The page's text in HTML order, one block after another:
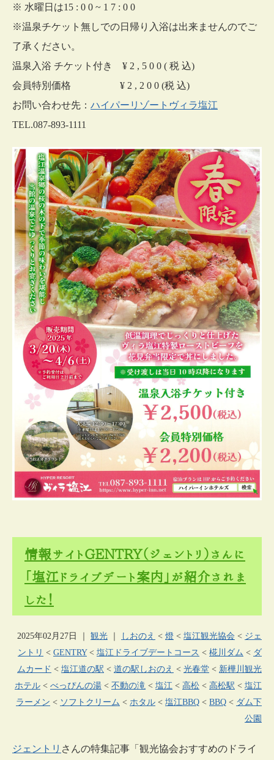
※ 水曜日は15 : 0 0 ~ 1 7 : 0 0
※温泉チケット無しでの日帰り入浴は出来ませんのでご
了承ください。
温泉入浴 チケット付き ¥ 2 , 5 0 0 ( 税 込)
会員特別価格 ¥ 2 , 2 0 0 (税 込)
お問い合わせ先： ハイパーリゾートヴィラ塩江
TEL.087-893-1111
情報サイトGENTRY（ジェントリ）さんに
「塩江ドライブデート案内」が紹介されま
した！
2025年02月27日 観光 しおのえ < 燈 < 塩江観光協会 < ジェ
ントリ < GENTRY< 塩江ドライブデートコース < 椛川ダム < ダ
ムカード < 塩江道の駅 < 道の駅しおのえ < 光春堂 < 新樺川観光
ホテル < べっぴんの湯 < 不動の滝 < 塩江 < 高松 < 高松駅 < 塩江
ラーメン < ソフトクリーム < ホタル < 塩江BBQ < BBQ < ダム下
公園
ジェントリ さんの特集記事「観光協会おすすめのドライ